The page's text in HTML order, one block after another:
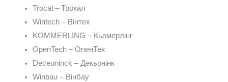
Trocal – Трокал
Wintech – Вінтех
KOMMERLING – Кьомерлінг
OpenTech – ОпенТех
Deceuninck – Декьонінк
Winbau – Вінбау